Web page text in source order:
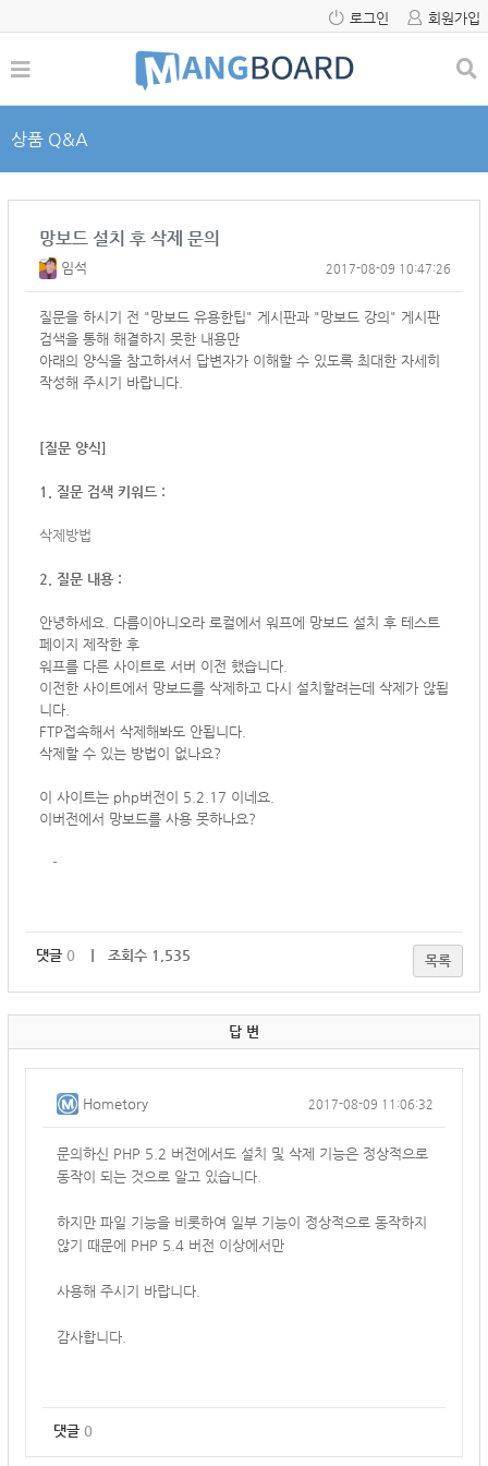
로그인 회원가입
상품 Q&A
망보드 설치 후 삭제 문의
임석 2017-08-09 10:47:26
질문을 하시기 전 "망보드 유용한팁" 게시판과 "망보드 강의" 게시판
검색을 통해 해결하지 못한 내용만
아래의 양식을 참고하셔서 답변자가 이해할 수 있도록 최대한 자세히
작성해 주시기 바랍니다.
[질문 양식]
1. 질문 검색 키워드 :
삭제방법
2. 질문 내용 :
안녕하세요. 다름이아니오라 로컬에서 워프에 망보드 설치 후 테스트
페이지 제작한 후
워프를 다른 사이트로 서버 이전 했습니다.
이전한 사이트에서 망보드를 삭제하고 다시 설치할려는데 삭제가 않됩
니다.
FTP접속해서 삭제해봐도 안됩니다.
삭제할 수 있는 방법이 없나요?
이 사이트는 php버전이 5.2.17 이네요.
이버전에서 망보드를 사용 못하나요?
-
댓글 0 ｜ 조회수 1,535 목록
답 변
Hometory 2017-08-09 11:06:32
문의하신 PHP 5.2 버전에서도 설치 및 삭제 기능은 정상적으로
동작이 되는 것으로 알고 있습니다.
하지만 파일 기능을 비롯하여 일부 기능이 정상적으로 동작하지
않기 때문에 PHP 5.4 버전 이상에서만
사용해 주시기 바랍니다.
감사합니다.
댓글 0